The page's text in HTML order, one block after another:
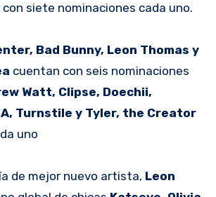
con siete nominaciones cada uno.
Bad Bunny, Leon Thomas y
cuentan con seis nominaciones
Watt, Clipse, Doechii,
Turnstile y Tyler, the Creator
uno
de mejor nuevo artista, Leon